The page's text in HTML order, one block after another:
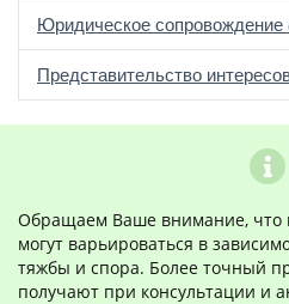
Юридическое сопровождение
Представительство
Обращаем Ваше внимание, что
могут варьироваться в
тяжбы и спора. Более точный
получают при консультации и